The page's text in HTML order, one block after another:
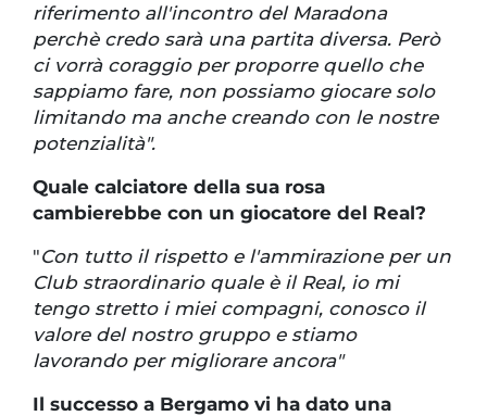
riferimento all'incontro del Maradona
perchè credo sarà una partita diversa. Però
ci vorrà coraggio per proporre quello che
sappiamo fare, non possiamo giocare solo
limitando ma anche creando con le nostre
potenzialità".
Quale calciatore della sua rosa
cambierebbe con un giocatore del Real?
"Con tutto il rispetto e l'ammirazione per un
Club straordinario quale è il Real, io mi
tengo stretto i miei compagni, conosco il
valore del nostro gruppo e stiamo
lavorando per migliorare ancora"
Il successo a Bergamo vi ha dato una